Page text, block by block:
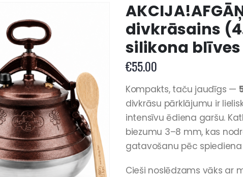
divkrāsains
silikona blīves
€55.00
Kompakts, taču jaudīgs —
divkrāsu pārklājumu ir
intensīvu ēdiena garšu.
biezumu 3–8 mm, kas
gatavošanu pēc
Cieši noslēdzams vāks ar